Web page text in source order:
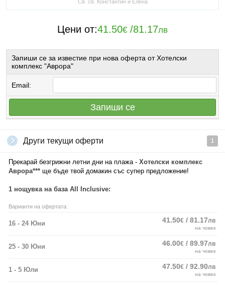
Св. св. Константин и Елена
Цени от:41.50€ /81.17лв
Запиши се за известие при нова оферта от Хотелски
комплекс "Аврора"
Email:
Запиши се
Други текущи оферти 1
Прекарай безгрижни летни дни на плажа - Хотелски комплекс
Аврора*** ще бъде твой домакин със супер предложение!
1 нощувка на база All Inclusive:
Варианти на офертата:
16 - 24 Юни 41.50€ / 81.17лв
на човек
25 - 30 Юни 46.00€ / 89.97лв
на човек
1 - 5 Юли 47.50€ / 92.90лв
на човек